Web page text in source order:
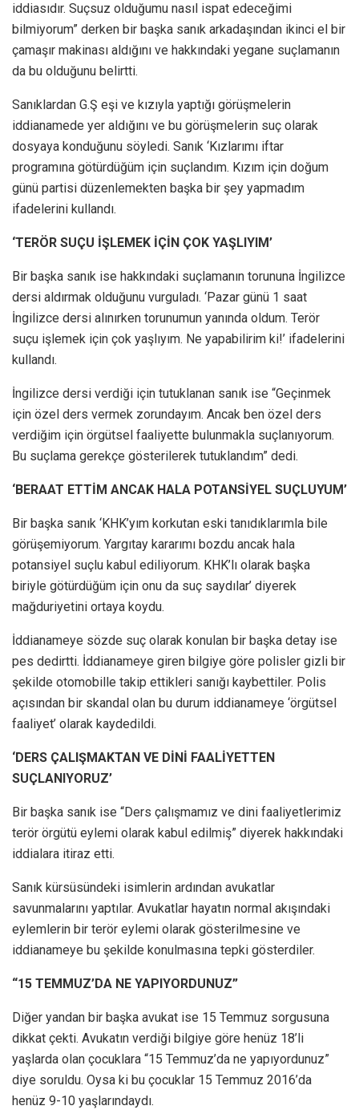
iddiasıdır. Suçsuz olduğumu nasıl ispat edeceğimi
bilmiyorum” derken bir başka sanık arkadaşından ikinci el bir
çamaşır makinası aldığını ve hakkındaki yegane suçlamanın
da bu olduğunu belirtti.
Sanıklardan G.Ş eşi ve kızıyla yaptığı görüşmelerin
iddianamede yer aldığını ve bu görüşmelerin suç olarak
dosyaya konduğunu söyledi. Sanık ‘Kızlarımı iftar
programına götürdüğüm için suçlandım. Kızım için doğum
günü partisi düzenlemekten başka bir şey yapmadım
ifadelerini kullandı.
‘TERÖR SUÇU İŞLEMEK İÇİN ÇOK YAŞLIYIM’
Bir başka sanık ise hakkındaki suçlamanın torununa İngilizce
dersi aldırmak olduğunu vurguladı. ‘Pazar günü 1 saat
İngilizce dersi alınırken torunumun yanında oldum. Terör
suçu işlemek için çok yaşlıyım. Ne yapabilirim ki!’ ifadelerini
kullandı.
İngilizce dersi verdiği için tutuklanan sanık ise “Geçinmek
için özel ders vermek zorundayım. Ancak ben özel ders
verdiğim için örgütsel faaliyette bulunmakla suçlanıyorum.
Bu suçlama gerekçe gösterilerek tutuklandım” dedi.
‘BERAAT ETTİM ANCAK HALA POTANSİYEL SUÇLUYUM’
Bir başka sanık ‘KHK’yım korkutan eski tanıdıklarımla bile
görüşemiyorum. Yargıtay kararımı bozdu ancak hala
potansiyel suçlu kabul ediliyorum. KHK’lı olarak başka
biriyle götürdüğüm için onu da suç saydılar’ diyerek
mağduriyetini ortaya koydu.
İddianameye sözde suç olarak konulan bir başka detay ise
pes dedirtti. İddianameye giren bilgiye göre polisler gizli bir
şekilde otomobille takip ettikleri sanığı kaybettiler. Polis
açısından bir skandal olan bu durum iddianameye ‘örgütsel
faaliyet’ olarak kaydedildi.
‘DERS ÇALIŞMAKTAN VE DİNİ FAALİYETTEN
SUÇLANIYORUZ’
Bir başka sanık ise “Ders çalışmamız ve dini faaliyetlerimiz
terör örgütü eylemi olarak kabul edilmiş” diyerek hakkındaki
iddialara itiraz etti.
Sanık kürsüsündeki isimlerin ardından avukatlar
savunmalarını yaptılar. Avukatlar hayatın normal akışındaki
eylemlerin bir terör eylemi olarak gösterilmesine ve
iddianameye bu şekilde konulmasına tepki gösterdiler.
“15 TEMMUZ’DA NE YAPIYORDUNUZ”
Diğer yandan bir başka avukat ise 15 Temmuz sorgusuna
dikkat çekti. Avukatın verdiği bilgiye göre henüz 18’li
yaşlarda olan çocuklara “15 Temmuz’da ne yapıyordunuz”
diye soruldu. Oysa ki bu çocuklar 15 Temmuz 2016’da
henüz 9-10 yaşlarındaydı.